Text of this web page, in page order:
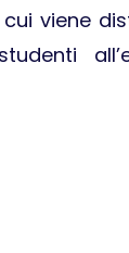
viene